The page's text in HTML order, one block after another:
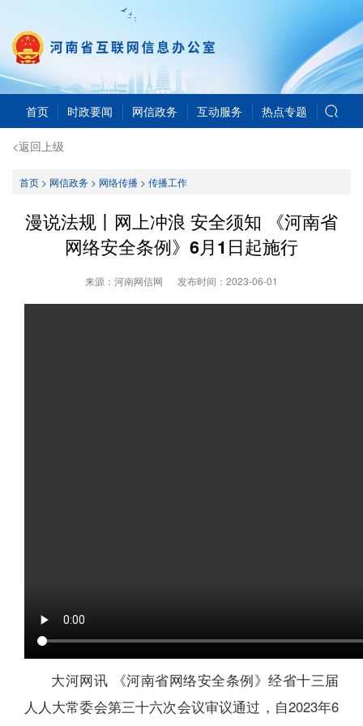
首页 时政要闻 网信政务 互动服务 热点专题
<返回上级
首页> 网信政务> 网络传播> 传播工作
漫说法规丨网上冲浪 安全须知 《河南省
网络安全条例》6月1日起施行
来源：河南网信网 发布时间： 2023-06-01
大河网讯 《河南省网络安全条例》经省十三届
人人大常委会第三十六次会议审议通过，自2023年6